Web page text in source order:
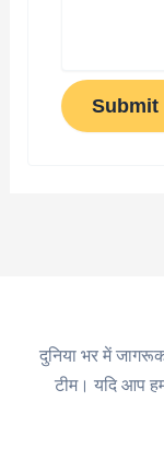
Submit
दुनिया भर में
टीम। यदि आप